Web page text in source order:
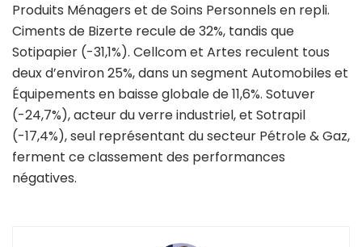
Produits Ménagers et de Soins Personnels en repli.
Ciments de Bizerte recule de 32%, tandis que
Sotipapier (-31,1%). Cellcom et Artes reculent tous
deux d’environ 25%, dans un segment Automobiles et
Équipements en baisse globale de 11,6%. Sotuver
(-24,7%), acteur du verre industriel, et Sotrapil
(-17,4%), seul représentant du secteur Pétrole & Gaz,
ferment ce classement des performances
négatives.